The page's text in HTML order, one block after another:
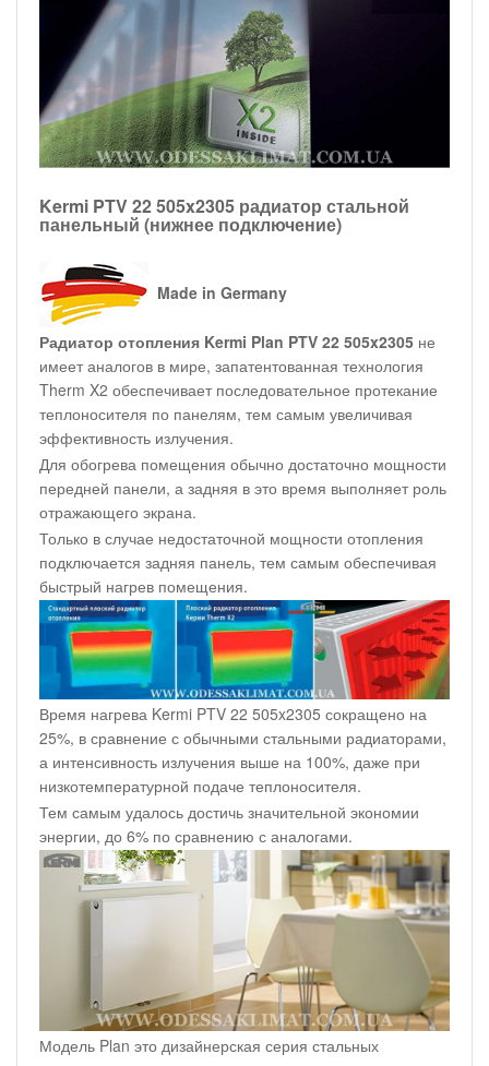
Kermi PTV 22 505x2305 радиатор стальной
панельный (нижнее подключение)
Made in Germany
Радиатор отопления Kermi Plan PTV 22 505x2305 не
имеет аналогов в мире, запатентованная технология
Therm X2 обеспечивает последовательное протекание
теплоносителя по панелям, тем самым увеличивая
эффективность излучения.
Для обогрева помещения обычно достаточно мощности
передней панели, а задняя в это время выполняет роль
отражающего экрана.
Только в случае недостаточной мощности отопления
подключается задняя панель, тем самым обеспечивая
быстрый нагрев помещения.
Время нагрева Kermi PTV 22 505x2305 сокращено на
25%, в сравнение с обычными стальными радиаторами,
а интенсивность излучения выше на 100%, даже при
низкотемпературной подаче теплоносителя.
Тем самым удалось достичь значительной экономии
энергии, до 6% по сравнению с аналогами.
Модель Plan это дизайнерская серия стальных